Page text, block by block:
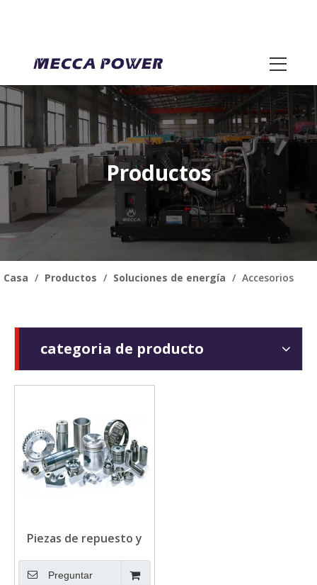
Productos
Casa / Productos / Soluciones de energía / Accesorios
categoria de producto
Piezas de repuesto y
accesorios para el
conjunto de
Preguntar